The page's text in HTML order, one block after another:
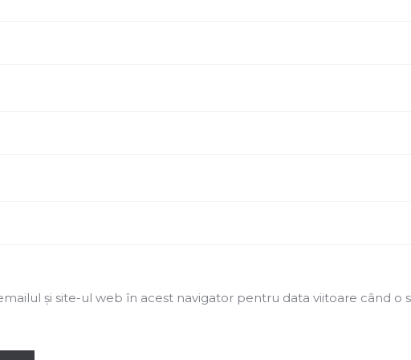
și site-ul web în acest navigator pentru data viitoare când o